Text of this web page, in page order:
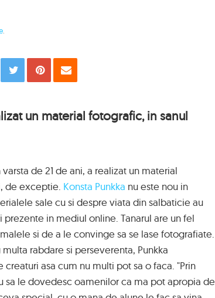
Distribuie
Tweet Pin
un material fotografic, in sanul
varsta de 21 de ani, a realizat un material
de exceptie. Konsta Punkka nu este nou in
sale cu si despre viata din salbaticie au
in mediul online. Tanarul are un fel
si de a le convinge sa se lase fotografiate.
rabdare si perseverenta, Punkka
asa cum nu multi pot sa o faca. "Prin
sa le dovedesc oamenilor ca ma pot apropia de